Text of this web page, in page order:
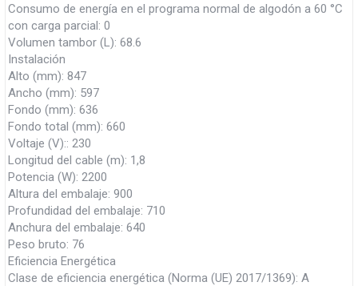
Consumo de energía en el programa normal de algodón a 60 °C
con carga parcial: 0
Volumen tambor (L): 68.6
Instalación
Alto (mm): 847
Ancho (mm): 597
Fondo (mm): 636
Fondo total (mm): 660
Voltaje (V):: 230
Longitud del cable (m): 1,8
Potencia (W): 2200
Altura del embalaje: 900
Profundidad del embalaje: 710
Anchura del embalaje: 640
Peso bruto: 76
Eficiencia Energética
Clase de eficiencia energética (Norma (UE) 2017/1369): A